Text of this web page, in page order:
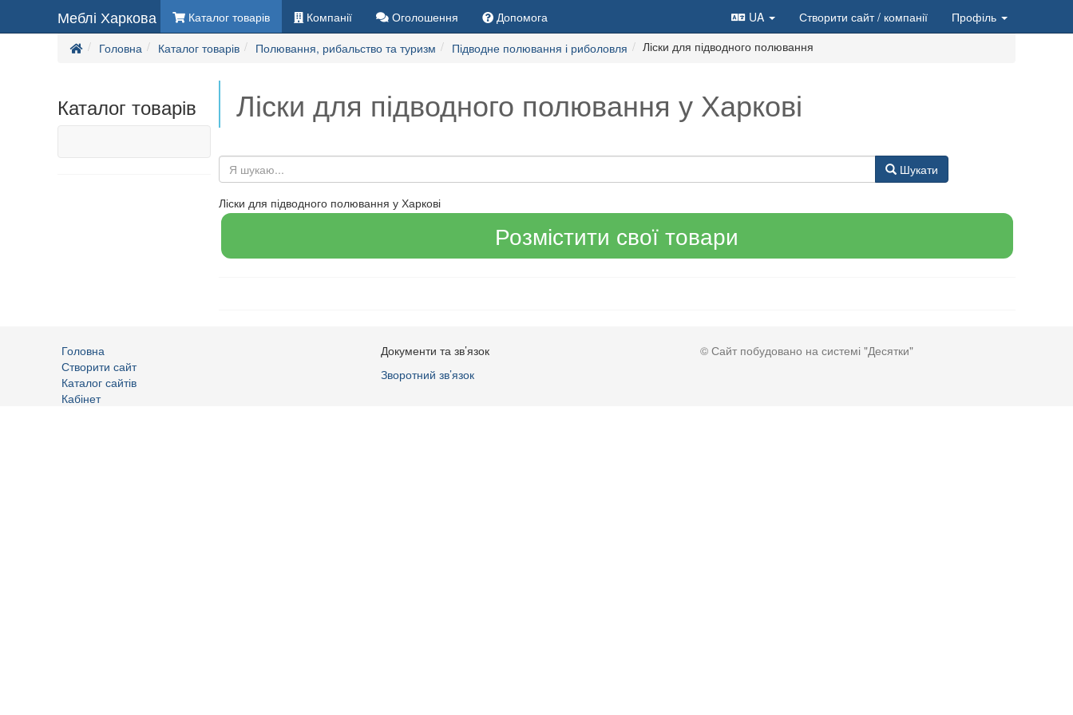
Меблі Харкова Каталог товарів Компанії Оголошення Допомога UA Створити сайт/ компанії
Профіль
Головна
Каталог товарів Полювання, рибальство та туризм Підводне полювання і риболовля Ліски для підводного полювання
Каталог товарів Ліски для підводного полювання у Харкові
Шукати
Ліски для підводного полювання у Харкові
Розмістити свої товари
Головна
Створити сайт
Каталог сайтів
Кабінет
Документи та зв’язок
Зворотний зв’язок
© Сайт побудовано на системі "Десятки"